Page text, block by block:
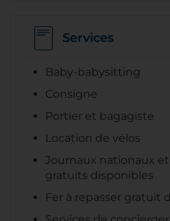
Services
Baby-babysitting
Consigne
Portier et bagagiste
Location de vélos
Journaux nationaux
gratuits disponibles
Fer à repasser gratuit